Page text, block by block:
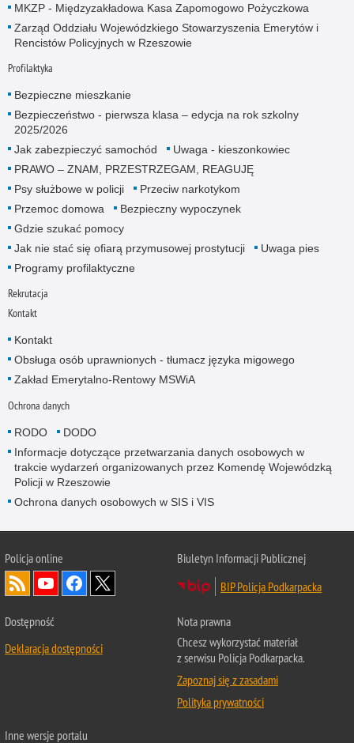
MKZP - Międzyzakładowa Kasa Zapomogowo Pożyczkowa
Zarząd Oddziału Wojewódzkiego Stowarzyszenia Emerytów i
Rencistów Policyjnych w Rzeszowie
Profilaktyka
Bezpieczne mieszkanie
Bezpieczeństwo - pierwsza klasa – edycja na rok szkolny
2025/2026
Jak zabezpieczyć samochód
Uwaga - kieszonkowiec
PRAWO – ZNAM, PRZESTRZEGAM, REAGUJĘ
Psy służbowe w policji
Przeciw narkotykom
Przemoc domowa
Bezpieczny wypoczynek
Gdzie szukać pomocy
Jak nie stać się ofiarą przymusowej prostytucji
Uwaga pies
Programy profilaktyczne
Rekrutacja
Kontakt
Kontakt
Obsługa osób uprawnionych - tłumacz języka migowego
Zakład Emerytalno-Rentowy MSWiA
Ochrona danych
RODO
DODO
Informacje dotyczące przetwarzania danych osobowych w
trakcie wydarzeń organizowanych przez Komendę Wojewódzką
Policji w Rzeszowie
Ochrona danych osobowych w SIS i VIS
Policja online
Biuletyn Informacji Publicznej
BIP Policja Podkarpacka
Dostępność
Deklaracja dostępności
Nota prawna
Chcesz wykorzystać materiał
z serwisu Policja Podkarpacka.
Zapoznaj się z zasadami
Polityka prywatności
Inne wersje portalu